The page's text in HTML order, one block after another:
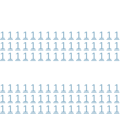
1 1 1 1 1 1 1 1 1 1 1 1 1 1 1 1
1 1 1 1 1 1 1 1 1 1 1 1 1 1 1 1
1 1 1 1 1 1 1 1 1 1 1 1 1 1 1 1
1 1 1 1 1 1 1 1 1 1 1 1 1 1 1 1
1 1 1 1 1 1 1 1 1 1 1 1 1 1 1 1
1 1 1 1 1 1 1 1 1 1 1 1 1 1 1 1